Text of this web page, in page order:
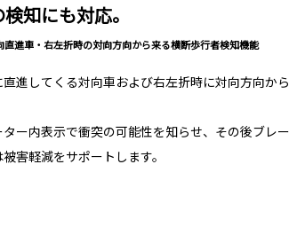
知にも対応。
直進車・右左折時の対向方向から来る横断歩行者検知機能
進してくる対向車および右左折時に対向方向か
ー内表示で衝突の可能性を知らせ、その後ブレー
害軽減をサポートします。